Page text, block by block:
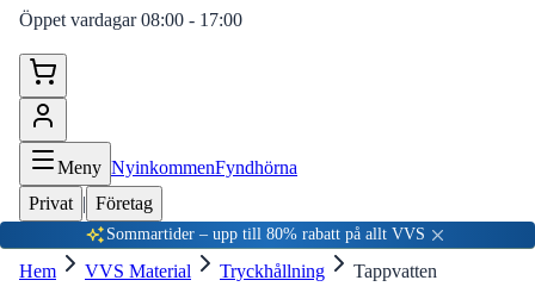
Öppet vardagar 08:00 - 17:00
Meny NyinkommenFyndhörna
Privat | Företag
Sommartider – upp till 80% rabatt på allt VVS
Hem VVS Material Tryckhållning Tappvatten